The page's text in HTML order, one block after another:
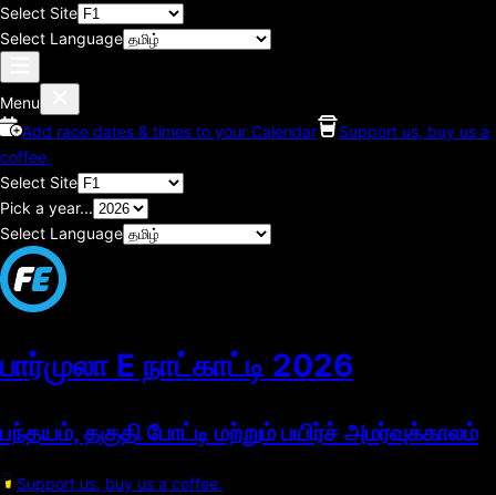
Select Site
Select Language
Menu
Add race dates & times to your Calendar
Support us, buy us a
coffee.
Select Site
Pick a year...
Select Language
பார்முலா E நாட்காட்டி 2026
பந்தயம், தகுதி போட்டி மற்றும் பயிர்ச் அமர்வுக்காலம்
Support us, buy us a coffee.